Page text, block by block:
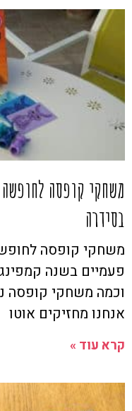
בסידרה
פעמיים בשנה
וכמה משחקי קופסה
אנחנו מחזיקים אוטו
קרא עוד »